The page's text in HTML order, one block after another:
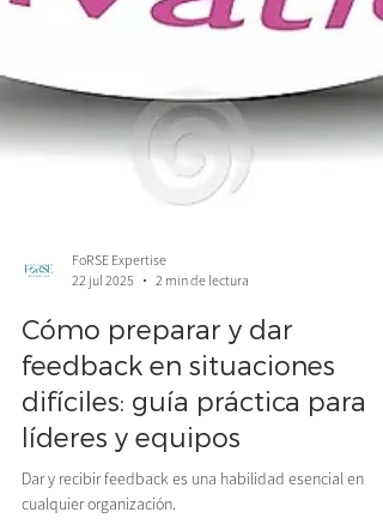
22 jul 2025
2 min de lectura
Cómo preparar y dar
feedback en situaciones
difíciles: guía práctica para
líderes y equipos